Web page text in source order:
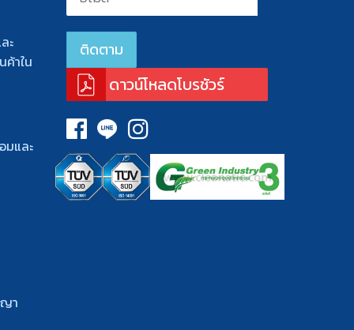
ะ
ค้าใน
มและ
า
ดาวน์โหลดโบรชัวร์